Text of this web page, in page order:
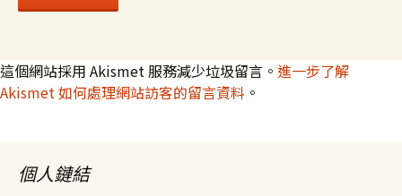
這個網站採用 Akismet 服務減少垃圾留言。 進一步了解
Akismet 如何處理網站訪客的留言資料 。
個人鏈結